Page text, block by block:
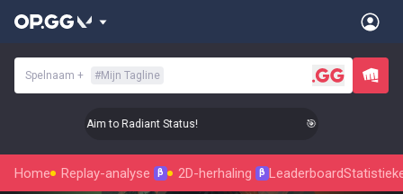
Spelnaam + #Mijn Tagline
Level Up Your Aim to Radiant Status! 🎯 Level Up Your
Home Replay-analyse β 2D-herhaling β Leaderboard